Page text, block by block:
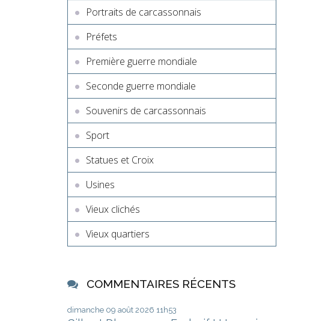
Portraits de carcassonnais
Préfets
Première guerre mondiale
Seconde guerre mondiale
Souvenirs de carcassonnais
Sport
Statues et Croix
Usines
Vieux clichés
Vieux quartiers
COMMENTAIRES RÉCENTS
dimanche 09 août 2026 11h53